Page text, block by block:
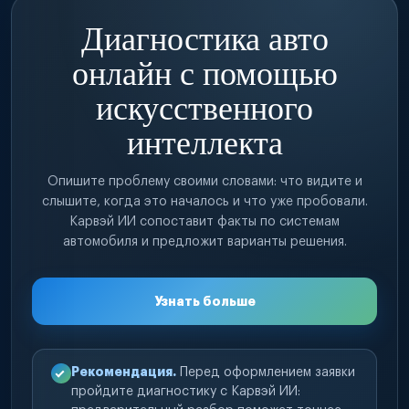
Диагностика авто
онлайн с помощью
искусственного
интеллекта
Опишите проблему своими словами: что видите и
слышите, когда это началось и что уже пробовали.
Карвэй ИИ сопоставит факты по системам
автомобиля и предложит варианты решения.
Узнать больше
Рекомендация. Перед оформлением заявки
пройдите диагностику с Карвэй ИИ: